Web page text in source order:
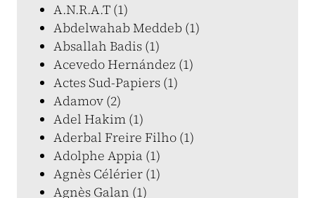
A.N.R.A.T (1)
Abdelwahab Meddeb (1)
Absallah Badis (1)
Acevedo Hernández (1)
Actes Sud-Papiers (1)
Adamov (2)
Adel Hakim (1)
Aderbal Freire Filho (1)
Adolphe Appia (1)
Agnès Célérier (1)
Agnès Galan (1)